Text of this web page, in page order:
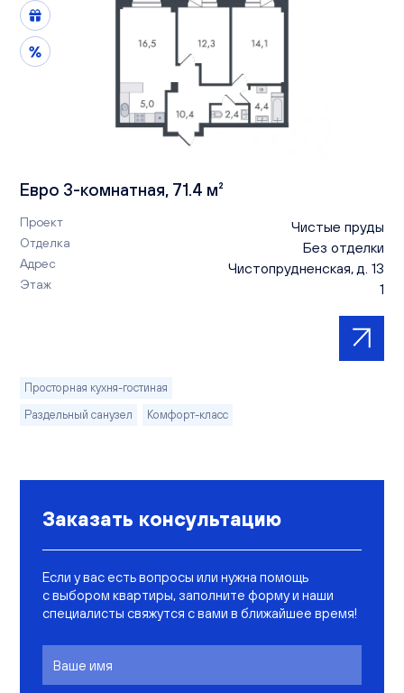
Евро 3-комнатная, 71.4 м²
Проект Чистые пруды
Отделка Без отделки
Адрес Чистопрудненская, д. 13
Этаж 1
Просторная кухня-гостиная
Раздельный санузел
Комфорт-класс
Заказать консультацию
Если у вас есть вопросы или нужна помощь
с выбором квартиры, заполните форму и наши
специалисты свяжутся с вами в ближайшее время!